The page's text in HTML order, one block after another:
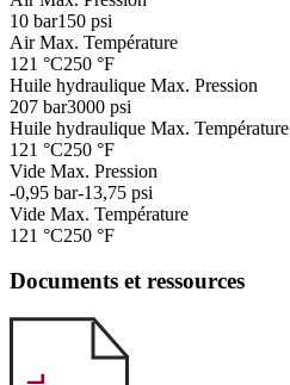
10 bar150 psi
Air Max. Température
121 °C250 °F
Huile hydraulique Max. Pression
207 bar3000 psi
Huile hydraulique Max. Température
121 °C250 °F
Vide Max. Pression
-0,95 bar-13,75 psi
Vide Max. Température
121 °C250 °F
Documents et ressources